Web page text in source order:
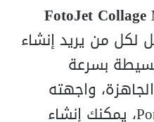
FotoJet
لكل من يريد إنشاء
بسرعة
واجهته
البديهية، ونسخته Portable، يمكنك إنشاء